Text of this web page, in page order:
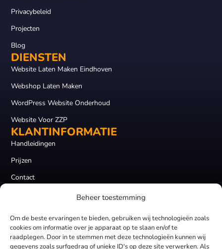
Beheer toestemming
Om de beste ervaringen te bieden, gebruiken wij technologieën zoals
cookies om informatie over je apparaat op te slaan en/of te
raadplegen. Door in te stemmen met deze technologieën kunnen wij
gegevens zoals surfgedrag of unieke ID's op deze site verwerken. Als
Privacybeleid
Projecten
Blog
DIENSTEN
Website Laten Maken Eindhoven
Webshop Laten Maken
WordPress Website Onderhoud
Website Voor ZZP
KLANTINFORMATIE
Handleidingen
Prijzen
Contact
© 2026 Webexperts